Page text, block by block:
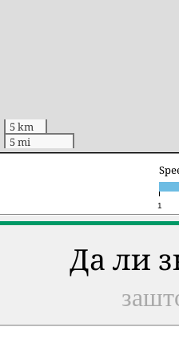
5 km
5 mi
1
Да ли